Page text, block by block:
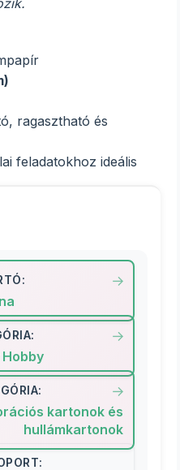
ragasztható és
feladatokhoz ideális
kartonok és
hullámkartonok